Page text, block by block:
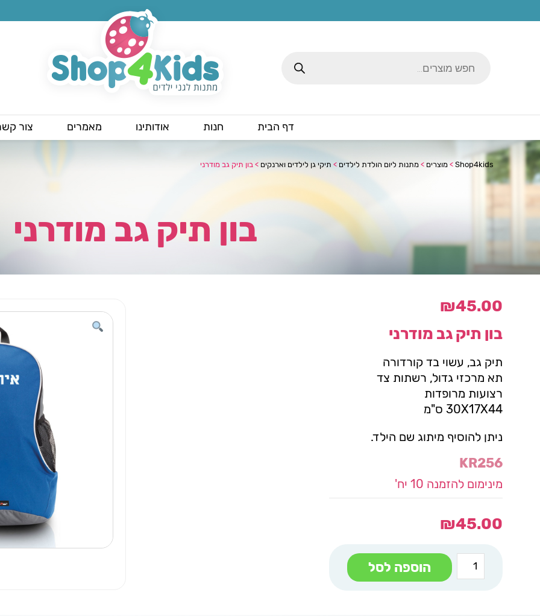
search
דף הבית חנות אודותינו מאמרים צור
Shop4kids
> מוצרים > מתנות ליום הולדת לילדים > תיקי גן לילדים וארנקים > בון תיק גב מודרני
בון תיק גב מודרני
₪45.00
בון תיק גב מודרני
תיק גב, עשוי בד קורדורה
תא מרכזי גדול, רשתות צד
רצועות מרופדות
30X17X44 ס"מ
ניתן להוסיף מיתוג שם הילד.
KR256
מינימום להזמנה 10 יח'
₪45.00
כמות
של
בון
הוספה לסל